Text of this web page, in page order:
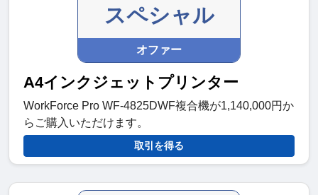
スペシャル
オファー
A4インクジェットプリンター
WorkForce Pro WF-4825DWF複合機が1,140,​​000円か
らご購入いただけます。
取引を得る